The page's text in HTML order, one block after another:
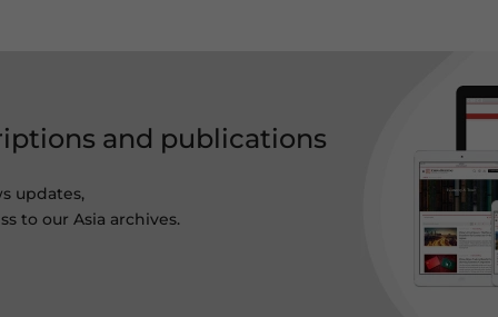
and publications
updates,
to our Asia archives.